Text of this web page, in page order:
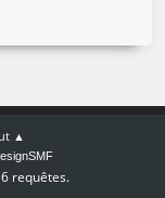
▲
requêtes.